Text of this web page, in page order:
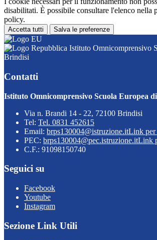
disabilitati. È possibile consultare l'elenco nella
policy.
Accetta tutti Salva le preferenze
Istituto Omnicomprensivo
Brindisi
Contatti
Istituto Omnicomprensivo Scuola Europea
Via n. Brandi 14 - 22, 72100 Brindisi
Tel: Tel. 0831 452615
Email: brps130004@istruzione.itLink per
PEC: brps130004@pec.istruzione.itLink
C.F.: 91098150740
Seguici su
Facebook
Youtube
Instagram
Sezione Link Utili